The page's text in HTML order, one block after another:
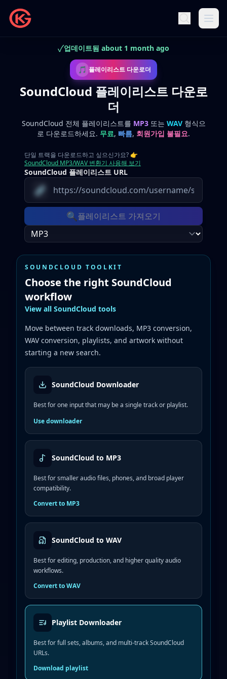
✓업데이트됨 about 1 month ago
🎵 플레이리스트 다운로더
SoundCloud 플레이리스트 다운로
더
SoundCloud 전체 플레이리스트를 MP3또는 WAV형식으
로 다운로드하세요. 무료, 빠름, 회원가입 불필요.
SoundCloud 플레이리스트 URL
단일 트랙을 다운로드하고 싶으신가요? 👉
SoundCloud MP3/WAV 변환기 사용해 보기
🔗
🔍플레이리스트 가져오기
SOUNDCLOUD TOOLKIT
Choose the right SoundCloud
workflow
View all SoundCloud tools
Move between track downloads, MP3 conversion,
WAV conversion, playlists, and artwork without
starting a new search.
SoundCloud Downloader
Best for one input that may be a single track or playlist.
Use downloader
SoundCloud to MP3
Best for smaller audio files, phones, and broad player
compatibility.
Convert to MP3
SoundCloud to WAV
Best for editing, production, and higher quality audio
workflows.
Convert to WAV
Playlist Downloader
Best for full sets, albums, and multi-track SoundCloud
URLs.
Download playlist